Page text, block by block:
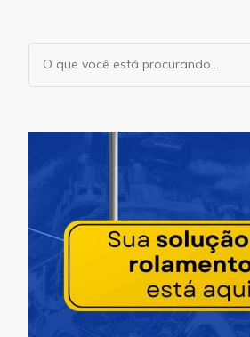
Procurando
algo?